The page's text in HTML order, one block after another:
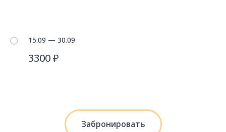
15.09 — 30.09
3300 ₽
Забронировать